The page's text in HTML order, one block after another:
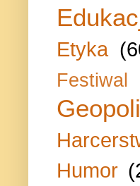
Etyka
Festiwal
Humor